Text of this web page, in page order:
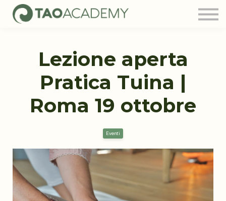
Tao Community
Contatti
Login
Lezione aperta
Pratica Tuina |
Roma 19 ottobre
Eventi